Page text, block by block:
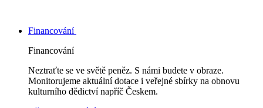
Financování
Financování
Neztraťte se ve světě peněz. S námi budete v obraze.
Monitorujeme aktuální dotace i veřejné sbírky na obnovu
kulturního dědictví napříč Českem.